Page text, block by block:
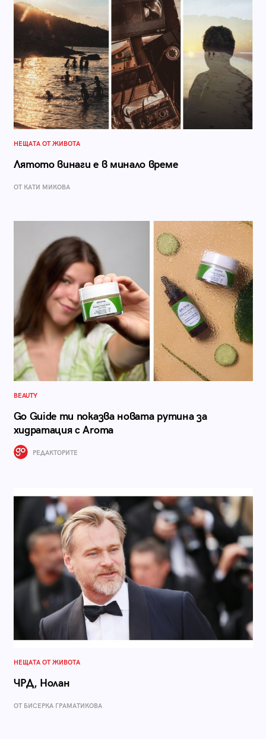
НЕЩАТА ОТ ЖИВОТА
Лятото винаги е в минало време
ОТ КАТИ МИКОВА
BEAUTY
Go Guide ти показва новата рутина за
хидратация с Aroma
РЕДАКТОРИТЕ
НЕЩАТА ОТ ЖИВОТА
ЧРД, Нолан
ОТ БИСЕРКА ГРАМАТИКОВА